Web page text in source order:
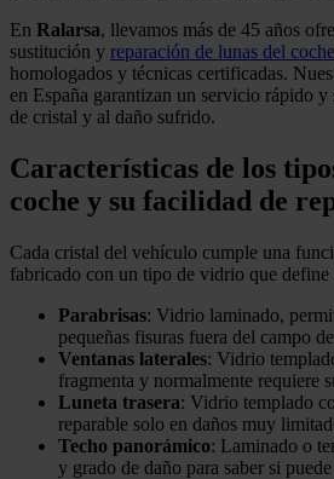
En Ralarsa, llevamos más de 45 años
sustitución y reparación de lunas del coche
homologados y técnicas certificadas.
en España garantizan un servicio rápido
de cristal y al daño sufrido.
Características de los
coche y su facilidad de
Cada cristal del vehículo cumple una
fabricado con un tipo de vidrio que define
Parabrisas: Vidrio laminado,
pequeñas fisuras fuera del campo
Ventanas laterales: Vidrio
fragmenta y normalmente requiere
Luneta trasera: Vidrio templado
reparable solo en daños muy
Techo panorámico: Laminado o
y grado de daño para saber si